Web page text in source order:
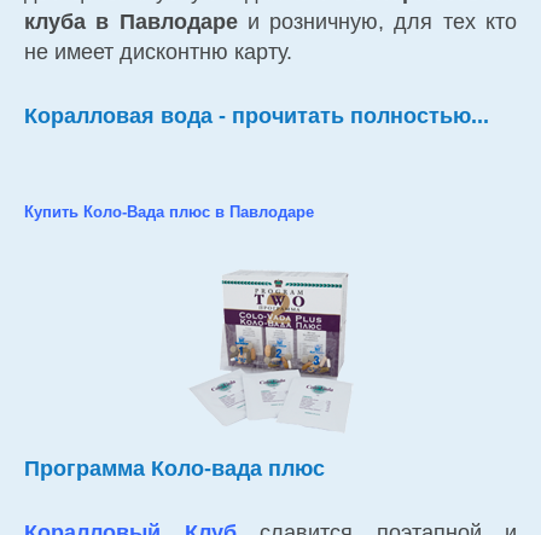
клуба в Павлодаре и розничную, для тех кто
не имеет дисконтню карту.
Коралловая вода - прочитать полностью...
Купить Коло-Вада плюс в Павлодаре
Программа Коло-вада плюс